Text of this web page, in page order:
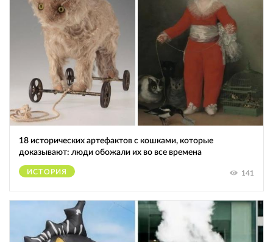
18 исторических артефактов с кошками, которые
доказывают: люди обожали их во все времена
ИСТОРИЯ 141